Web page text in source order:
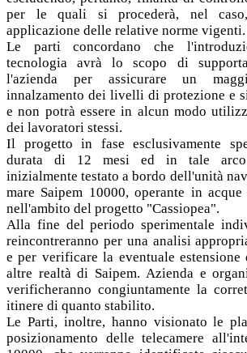
per le quali si procederà, nel
applicazione delle relative norme vigenti.
Le parti concordano che
tecnologia avrà lo scopo di
l'azienda per assicurare un
innalzamento dei livelli di protezione e
e non potrà essere in alcun modo
dei lavoratori stessi.
Il progetto in fase esclusivamente
durata di 12 mesi ed in tale arco
inizialmente testato a bordo dell'unità
mare Saipem 10000, operante in
nell'ambito del progetto "Cassiopea".
Alla fine del periodo sperimentale
reincontreranno per una analisi
e per verificare la eventuale estensione
altre realtà di Saipem. Azienda e
verificheranno congiuntamente la
itinere di quanto stabilito.
Le Parti, inoltre, hanno visionato le
posizionamento delle telecamere